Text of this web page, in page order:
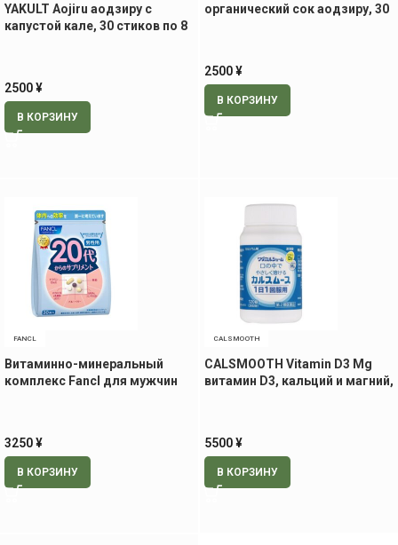
YAKULT Aojiru аодзиру с
капустой кале, 30 стиков по 8
2500¥
В КОРЗИНУ
органический сок аодзиру, 30
2500¥
В КОРЗИНУ
FANCL
Витаминно-минеральный
комплекс Fancl для мужчин
3250¥
В КОРЗИНУ
CALSMOOTH
CALSMOOTH Vitamin D3 Mg
витамин D3, кальций и магний,
5500¥
В КОРЗИНУ